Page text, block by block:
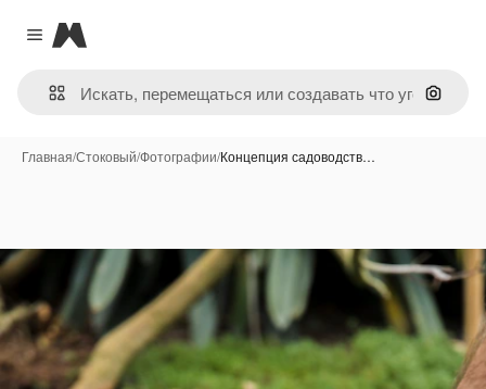
Close menu
Magnific
Поиск
Главная/Стоковый/Фотографии/Концепция садоводств…